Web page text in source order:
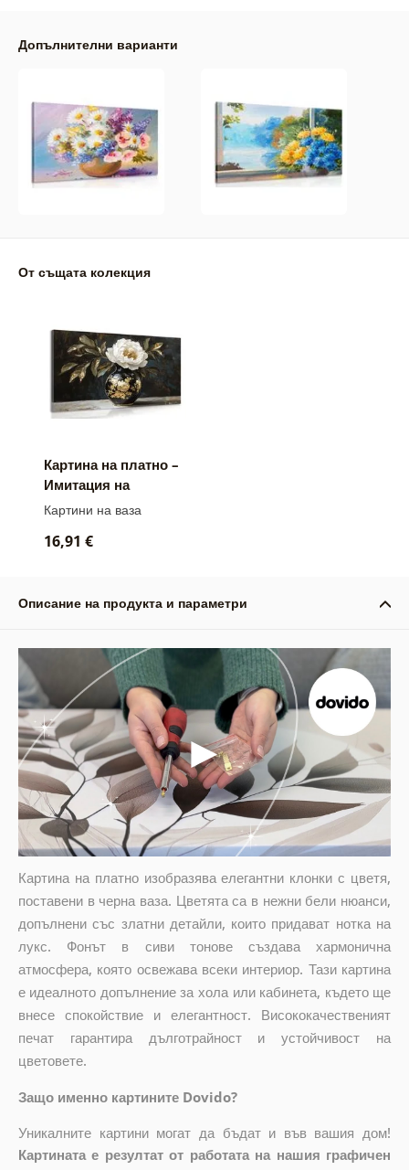
Допълнителни варианти
От същата колекция
Картина на платно –
Имитация на
маслена живопис на
Картини на ваза
16,91 €
Описание на продукта и параметри
Картина на платно изобразява елегантни клонки с цветя,
поставени в черна ваза. Цветята са в нежни бели нюанси,
допълнени със златни детайли, които придават нотка на
лукс. Фонът в сиви тонове създава хармонична
атмосфера, която освежава всеки интериор. Тази картина
е идеалното допълнение за хола или кабинета, където ще
внесе спокойствие и елегантност. Висококачественият
печат гарантира дълготрайност и устойчивост на
цветовете.
Защо именно картините Dovido?
Уникалните картини могат да бъдат и във вашия дом!
Картината е резултат от работата на нашия графичен